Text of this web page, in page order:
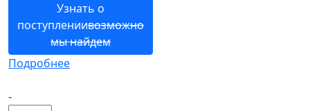
Узнать о
поступлениивозможно
мы найдем
Подробнее
-